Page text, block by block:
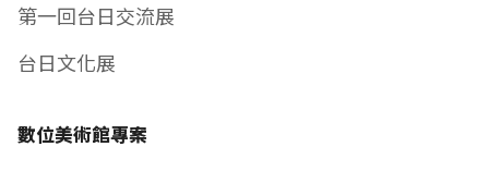
第一回台日交流展
台日文化展
數位美術館專案